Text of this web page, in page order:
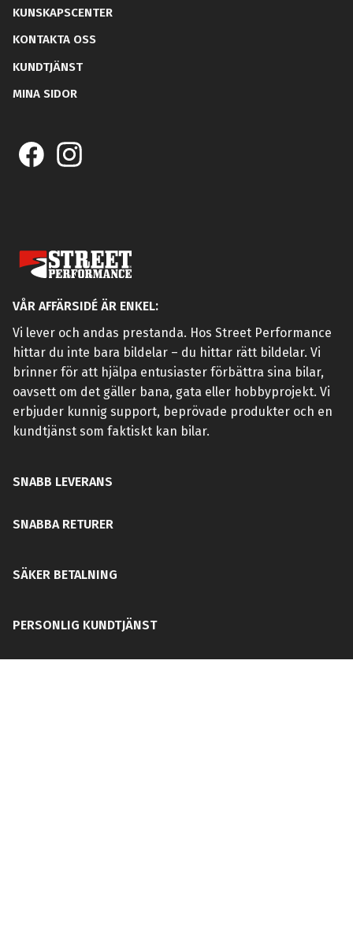
KUNSKAPSCENTER
KONTAKTA OSS
KUNDTJÄNST
MINA SIDOR
VÅR AFFÄRSIDÉ ÄR ENKEL:
Vi lever och andas prestanda. Hos Street Performance
hittar du inte bara bildelar – du hittar rätt bildelar. Vi
brinner för att hjälpa entusiaster förbättra sina bilar,
oavsett om det gäller bana, gata eller hobbyprojekt. Vi
erbjuder kunnig support, beprövade produkter och en
kundtjänst som faktiskt kan bilar.
SNABB LEVERANS
SNABBA RETURER
SÄKER BETALNING
PERSONLIG KUNDTJÄNST